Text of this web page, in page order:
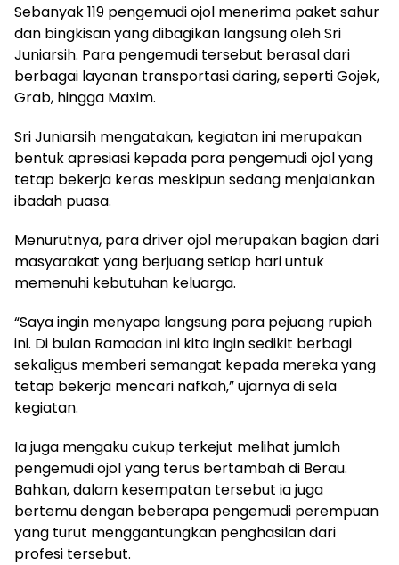
Sebanyak 119 pengemudi ojol menerima paket sahur
dan bingkisan yang dibagikan langsung oleh Sri
Juniarsih. Para pengemudi tersebut berasal dari
berbagai layanan transportasi daring, seperti Gojek,
Grab, hingga Maxim.
Sri Juniarsih mengatakan, kegiatan ini merupakan
bentuk apresiasi kepada para pengemudi ojol yang
tetap bekerja keras meskipun sedang menjalankan
ibadah puasa.
Menurutnya, para driver ojol merupakan bagian dari
masyarakat yang berjuang setiap hari untuk
memenuhi kebutuhan keluarga.
“Saya ingin menyapa langsung para pejuang rupiah
ini. Di bulan Ramadan ini kita ingin sedikit berbagi
sekaligus memberi semangat kepada mereka yang
tetap bekerja mencari nafkah,” ujarnya di sela
kegiatan.
Ia juga mengaku cukup terkejut melihat jumlah
pengemudi ojol yang terus bertambah di Berau.
Bahkan, dalam kesempatan tersebut ia juga
bertemu dengan beberapa pengemudi perempuan
yang turut menggantungkan penghasilan dari
profesi tersebut.